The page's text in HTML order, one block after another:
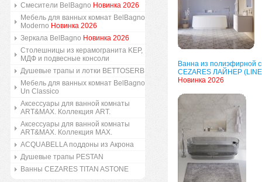
Смесители BelBagno Новинка 2026
Мебель для ванных комнат BelBagno
Moderno Новинка 2026
Зеркала BelBagno Новинка 2026
Столешницы из керамогранита KEP,
МДФ и подвесные консоли
Душевые трапы и лотки BETTOSERB
Мебель для ванных комнат BelBagno
Un Classico
Аксессуары для ванной комнаты
ART&MAX. Коллекция ART.
Аксессуары для ванной комнаты
ART&MAX. Коллекция MAX.
ACQUABELLA поддоны из Акрона
Душевые трапы PESTAN
Ванны CEZARES TITAN ASTONE
Ванна из полиэфирной
CEZARES ЛАЙНЕР
Новинка 2026